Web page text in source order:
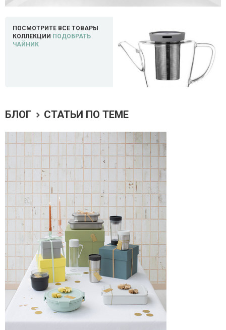
ПОСМОТРИТЕ ВСЕ ТОВАРЫ
КОЛЛЕКЦИИ ПОДОБРАТЬ
ЧАЙНИК
БЛОГ СТАТЬИ ПО ТЕМЕ